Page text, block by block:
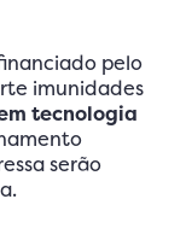
pelo
imunidades
tecnologia
serão